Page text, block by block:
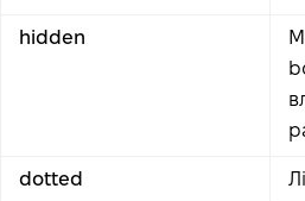
hidden
dotted